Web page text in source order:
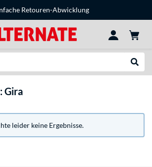
Retouren-Abwicklung
Gira
leider keine Ergebnisse.